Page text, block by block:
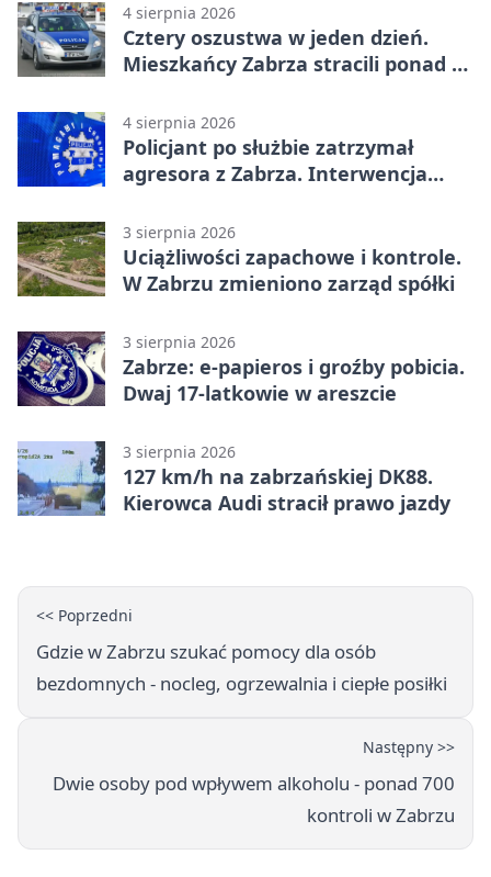
4 sierpnia 2026
Cztery oszustwa w jeden dzień.
Mieszkańcy Zabrza stracili ponad 6
4 sierpnia 2026
Policjant po służbie zatrzymał
agresora z Zabrza. Interwencja
3 sierpnia 2026
Uciążliwości zapachowe i kontrole.
W Zabrzu zmieniono zarząd spółki
3 sierpnia 2026
Zabrze: e-papieros i groźby pobicia.
Dwaj 17-latkowie w areszcie
3 sierpnia 2026
127 km/h na zabrzańskiej DK88.
Kierowca Audi stracił prawo jazdy
<< Poprzedni
Gdzie w Zabrzu szukać pomocy dla osób
bezdomnych - nocleg, ogrzewalnia i ciepłe posiłki
Następny >>
Dwie osoby pod wpływem alkoholu - ponad 700
kontroli w Zabrzu